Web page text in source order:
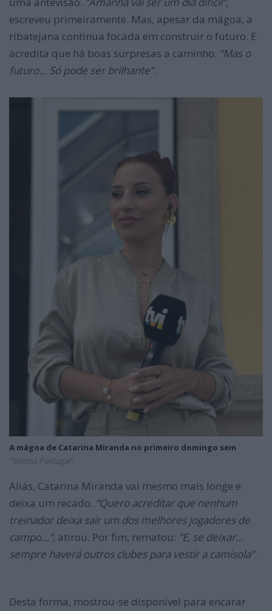
escreveu primeiramente. Mas, apesar da mágoa, a
ribatejana continua focada em construir o futuro. E
acredita que há boas surpresas a caminho. “Mas o
futuro… Só pode ser brilhante”.
A mágoa de Catarina Miranda no primeiro domingo sem
“Somos Portugal”
Aliás, Catarina Miranda vai mesmo mais longe e
deixa um recado. “Quero acreditar que nenhum
treinador deixa sair um dos melhores jogadores de
campo…”, atirou. Por fim, rematou: “E, se deixar…
sempre haverá outros clubes para vestir a camisola”.
Desta forma, mostrou-se disponível para encarar